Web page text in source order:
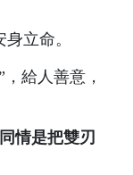
立命。
給人善意，
同情是把雙刃